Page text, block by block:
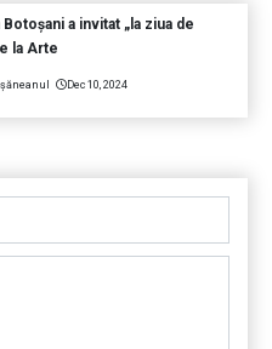
a invitat „la ziua de
la Arte
Dec 10, 2024